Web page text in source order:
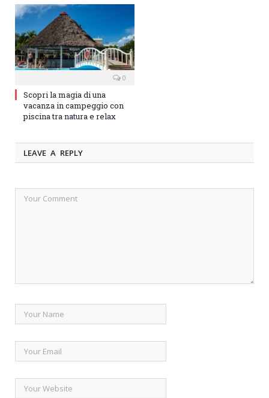
0
Scopri la magia di una
vacanza in campeggio con
piscina tra natura e relax
LEAVE A REPLY